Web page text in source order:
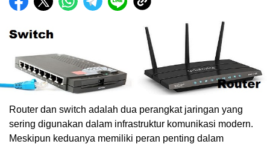
Router dan switch adalah dua perangkat jaringan yang
sering digunakan dalam infrastruktur komunikasi modern.
Meskipun keduanya memiliki peran penting dalam